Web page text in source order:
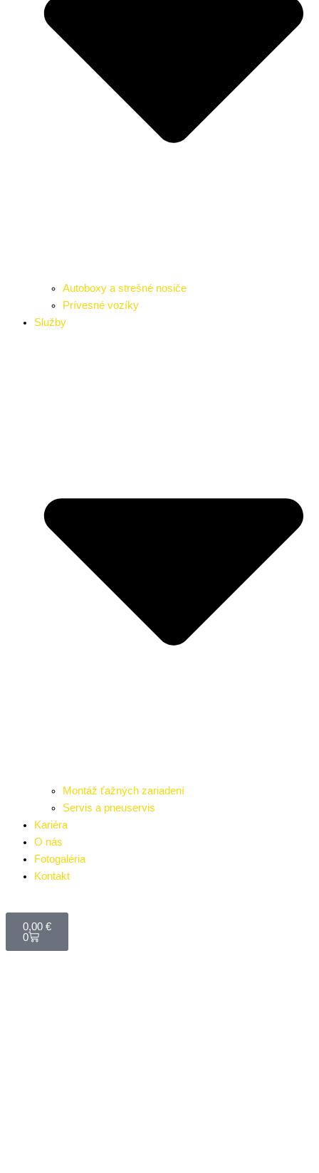
Autoboxy a strešné nosiče
Prívesné vozíky
Služby
Montáž ťažných zariadení
Servis a pneuservis
Kariéra
O nás
Fotogaléria
Kontakt
0,00 €
0